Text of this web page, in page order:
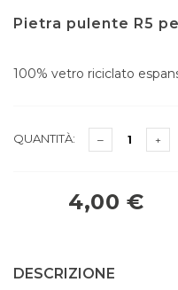
Pietra pulente R5
100% vetro riciclato
QUANTITÀ:
4,00 €
DESCRIZIONE